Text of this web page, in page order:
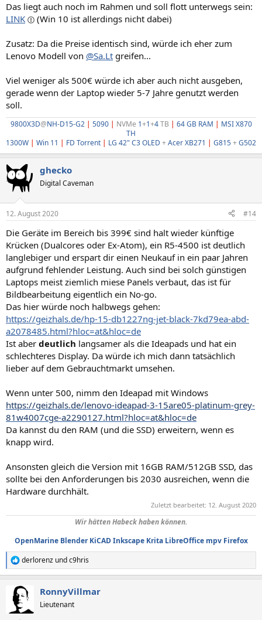
:
Das liegt auch noch im Rahmen und soll flott unterwegs sein:
LINK
(Win 10 ist allerdings nicht dabei)
Zusatz: Da die Preise identisch sind, würde ich eher zum
Lenovo Modell von @Sa.Lt greifen...
Viel weniger als 500€ würde ich aber auch nicht ausgeben,
gerade wenn der Laptop wieder 5-7 Jahre genutzt werden
soll.
9800X3D@NH-D15-G2 | 5090 | NVMe 1+1+4TB | 64 GB RAM | MSI X870
TH
1300W | Win 11 | FD Torrent | LG 42" C3 OLED +Acer XB271 | G815+G502
ghecko
Digital Caveman
12. August 2020 #14
Die Geräte im Bereich bis 399€ sind halt wieder künftige
Krücken (Dualcores oder Ex-Atom), ein R5-4500 ist deutlich
langlebiger und erspart dir einen Neukauf in ein paar Jahren
aufgrund fehlender Leistung. Auch sind bei solch günstigen
Laptops meist ziemlich miese Panels verbaut, das ist für
Bildbearbeitung eigentlich ein No-go.
Das hier würde noch halbwegs gehen:
https://geizhals.de/hp-15-db1227ng-jet-black-7kd79ea-abd-
a2078485.html?hloc=at&hloc=de
Ist aber deutlich langsamer als die Ideapads und hat ein
schlechteres Display. Da würde ich mich dann tatsächlich
lieber auf dem Gebrauchtmarkt umsehen.
Wenn unter 500, nimm den Ideapad mit Windows
https://geizhals.de/lenovo-ideapad-3-15are05-platinum-grey-
81w4007cge-a2290127.html?hloc=at&hloc=de
Da kannst du den RAM (und die SSD) erweitern, wenn es
knapp wird.
Ansonsten gleich die Version mit 16GB RAM/512GB SSD, das
sollte bei den Anforderungen bis 2030 ausreichen, wenn die
Hardware durchhält.
Zuletzt bearbeitet: 12. August 2020
Wir hätten Habeck haben können.
OpenMarine Blender KiCAD Inkscape Krita LibreOffice mpv Firefox
R
e
i
derlorenz undc9hris
RonnyVillmar
Lieutenant